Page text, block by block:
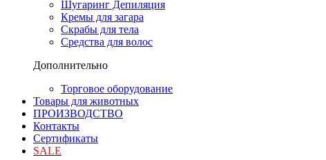
Шугаринг Депиляция
Кремы для загара
Скрабы для тела
Средства для волос
Дополнительно
Торговое оборудование
Товары для животных
ПРОИЗВОДСТВО
Контакты
Сертификаты
SALE